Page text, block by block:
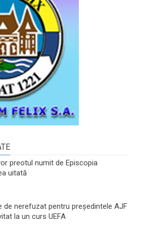
preotul numit de Episcopia
uitată
de nerefuzat pentru preşedintele AJF
la un curs UEFA